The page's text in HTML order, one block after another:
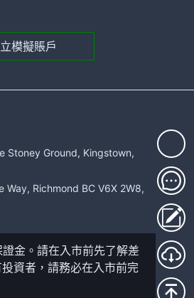
模擬賬戶
Stoney Ground, Kingstown,
Way, Richmond BC V6X 2W8,
金。請在入市前先了解差
資者，請務必在入市前完